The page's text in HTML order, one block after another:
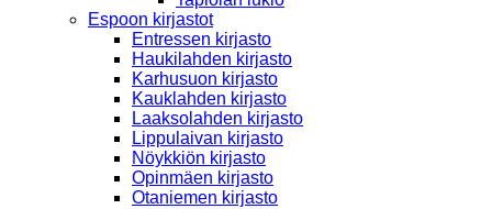
Espoon kirjastot
Entressen kirjasto
Haukilahden kirjasto
Karhusuon kirjasto
Kauklahden kirjasto
Laaksolahden kirjasto
Lippulaivan kirjasto
Nöykkiön kirjasto
Opinmäen kirjasto
Otaniemen kirjasto